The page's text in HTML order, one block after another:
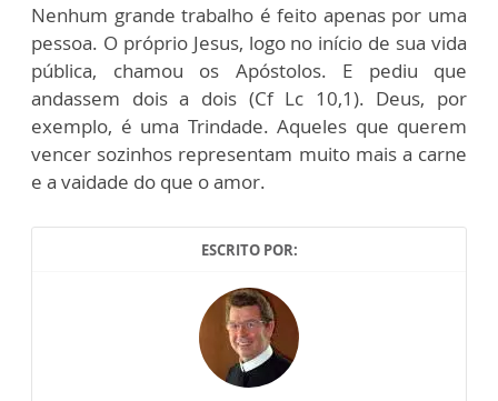
Nenhum grande trabalho é feito apenas por uma
pessoa. O próprio Jesus, logo no início de sua vida
pública, chamou os Apóstolos. E pediu que
andassem dois a dois (Cf Lc 10,1). Deus, por
exemplo, é uma Trindade. Aqueles que querem
vencer sozinhos representam muito mais a carne
e a vaidade do que o amor.
ESCRITO POR: